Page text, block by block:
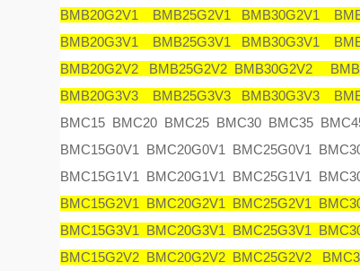
BMB20G2V1 BMB25G2V1 BMB30G2V1
BMB20G3V1 BMB25G3V1 BMB30G3V1
BMB20G2V2 BMB25G2V2 BMB30G2V2
BMB20G3V3 BMB25G3V3 BMB30G3V3
BMC15 BMC20 BMC25 BMC30 BMC35
BMC15G0V1 BMC20G0V1 BMC25G0V1
BMC15G1V1 BMC20G1V1 BMC25G1V1
BMC15G2V1 BMC20G2V1 BMC25G2V1
BMC15G3V1 BMC20G3V1 BMC25G3V1
BMC15G2V2 BMC20G2V2 BMC25G2V2